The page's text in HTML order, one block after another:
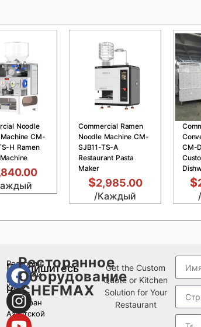
Noodle
CM-
H Ramen
Commercial Ramen
Noodle Machine CM-
SJB11-TS-A
Restaurant Pasta
Maker
$2,985.00
/Каждый
CM-
$
Ресторан
западной
кухни
Ресторан
Азиатской
кухни
Подпишитесь
на
нас
Ресторанное
Оборудование
CHEFMAX
Get the Custom
Quote or Kitchen
Solution for Your
Restaurant